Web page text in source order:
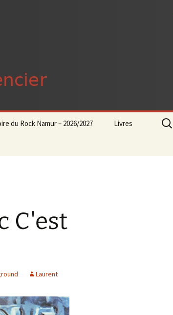
du Rock Namur – 2026/2027 Livres
C'est
Laurent